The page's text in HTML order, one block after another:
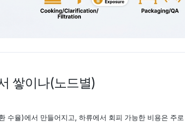
쌓이나(노드별)
수율)에서 만들어지고, 하류에서 회피 가능한 비용은 주